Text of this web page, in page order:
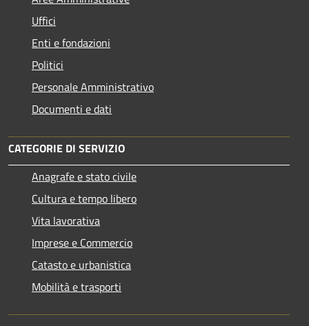
Uffici
Enti e fondazioni
Politici
Personale Amministrativo
Documenti e dati
CATEGORIE DI SERVIZIO
Anagrafe e stato civile
Cultura e tempo libero
Vita lavorativa
Imprese e Commercio
Catasto e urbanistica
Mobilità e trasporti